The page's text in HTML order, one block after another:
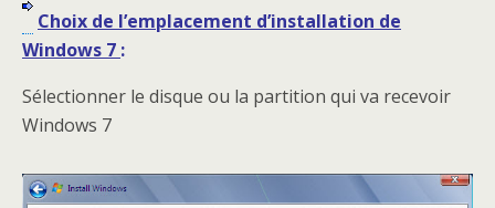
Choix de l’emplacement d’installation de
Windows 7 :
Sélectionner le disque ou la partition qui va recevoir
Windows 7